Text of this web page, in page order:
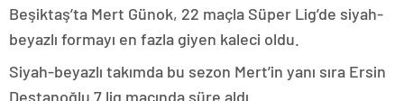
Beşiktaş’ta Mert Günok, 22 maçla Süper Lig’de siyah-
beyazlı formayı en fazla giyen kaleci oldu.
Siyah-beyazlı takımda bu sezon Mert’in yanı sıra Ersin
Destanoğlu 7 lig maçında süre aldı.